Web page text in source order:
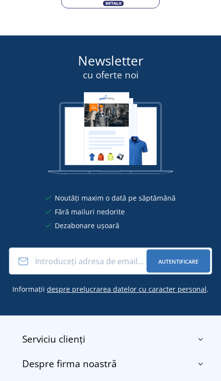
Newsletter
cu oferte noi
Noutăți maxim o dată pe săptămână
Fără mailuri nedorite
Dezabonare ușoară
AUTENTIFICARE
Informații despre prelucrarea datelor cu caracter personal.
Serviciu clienți
Contact
Despre firma noastră